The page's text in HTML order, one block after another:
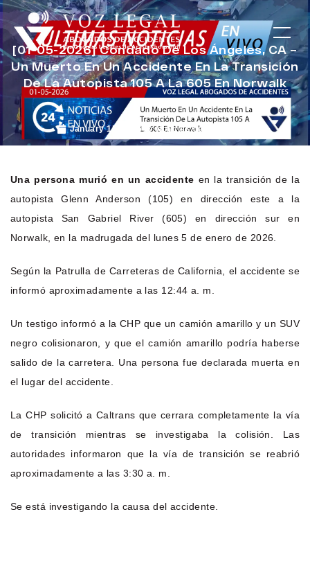
[01-05-2026] Condado De Los Ángeles, CA –
Un Muerto En Un Accidente En La Transición
De La Autopista 105 A La 605 En Norwalk
January 15, 2026 Noticias de Accidentes
Una persona murió en un accidente en la transición de la
autopista Glenn Anderson (105) en dirección este a la
autopista San Gabriel River (605) en dirección sur en
Norwalk, en la madrugada del lunes 5 de enero de 2026.
Según la Patrulla de Carreteras de California, el accidente se
informó aproximadamente a las 12:44 a. m.
Un testigo informó a la CHP que un camión amarillo y un SUV
negro colisionaron, y que el camión amarillo podría haberse
salido de la carretera. Una persona fue declarada muerta en
el lugar del accidente.
La CHP solicitó a Caltrans que cerrara completamente la vía
de transición mientras se investigaba la colisión. Las
autoridades informaron que la vía de transición se reabrió
aproximadamente a las 3:30 a. m.
Se está investigando la causa del accidente.